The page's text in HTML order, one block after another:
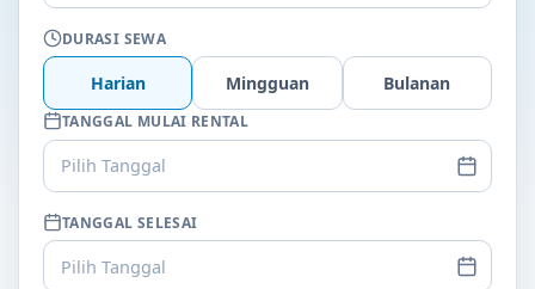
DURASI SEWA
Harian Mingguan Bulanan
TANGGAL MULAI RENTAL
Pilih Tanggal
TANGGAL SELESAI
Pilih Tanggal